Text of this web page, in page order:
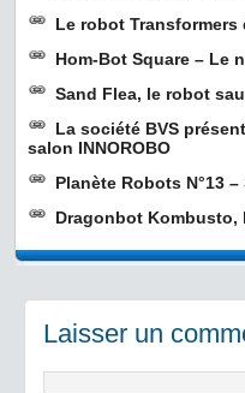
Le robot Transformers
Hom-Bot Square – Le
Sand Flea, le robot
La société BVS
salon INNOROBO
Planète Robots N°13
Dragonbot Kombusto,
Laisser un